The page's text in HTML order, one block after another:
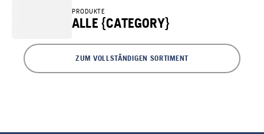
PRODUKTE
ALLE {CATEGORY}
ZUM VOLLSTÄNDIGEN SORTIMENT